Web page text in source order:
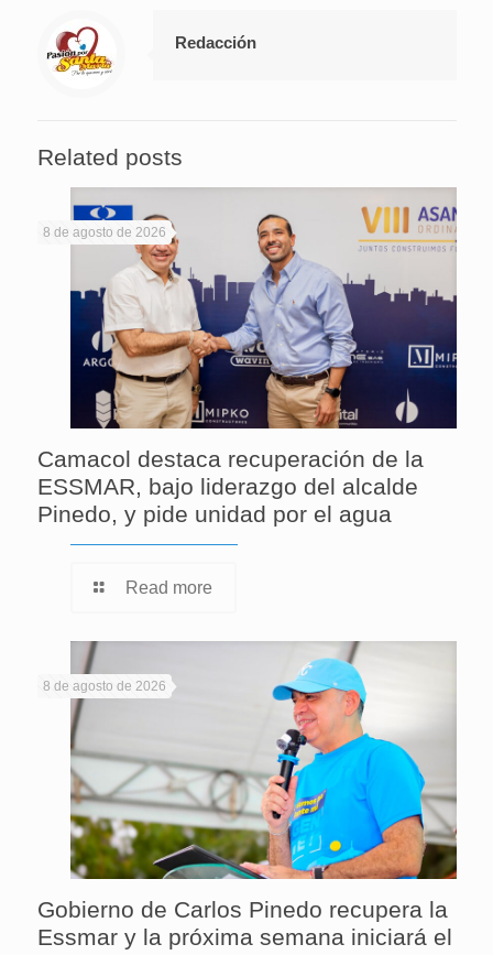
Redacción
Related posts
8 de agosto de 2026
Camacol destaca recuperación de la
ESSMAR, bajo liderazgo del alcalde
Pinedo, y pide unidad por el agua
Read more
8 de agosto de 2026
Gobierno de Carlos Pinedo recupera la
Essmar y la próxima semana iniciará el